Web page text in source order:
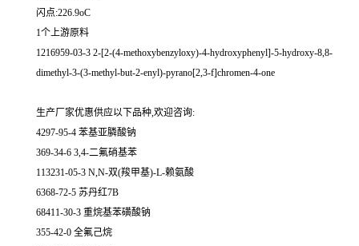
闪点:226.9oC
1个上游原料
1216959-03-3 2-[2-(4-methoxybenzyloxy)-4-hydroxyphenyl]-5-hydroxy-8,8-
dimethyl-3-(3-methyl-but-2-enyl)-pyrano[2,3-f]chromen-4-one
生产厂家优惠供应以下品种,欢迎咨询:
4297-95-4 苯基亚膦酸钠
369-34-6 3,4-二氟硝基苯
113231-05-3 N,N-双(羧甲基)-L-赖氨酸
6368-72-5 苏丹红7B
68411-30-3 重烷基苯磺酸钠
355-42-0 全氟己烷